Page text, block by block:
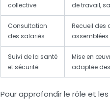
collective
de travail,
Consultation
des salariés
Recueil des
Suivi de la santé
et sécurité
Mise en
adaptée
Pour approfondir le rôle et